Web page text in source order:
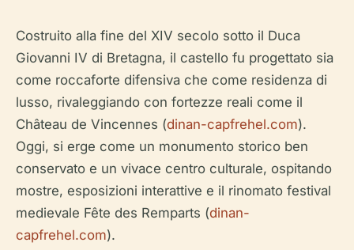
Costruito alla fine del XIV secolo sotto il Duca
Giovanni IV di Bretagna, il castello fu progettato sia
come roccaforte difensiva che come residenza di
lusso, rivaleggiando con fortezze reali come il
Château de Vincennes (dinan-capfrehel.com).
Oggi, si erge come un monumento storico ben
conservato e un vivace centro culturale, ospitando
mostre, esposizioni interattive e il rinomato festival
medievale Fête des Remparts (dinan-
capfrehel.com).